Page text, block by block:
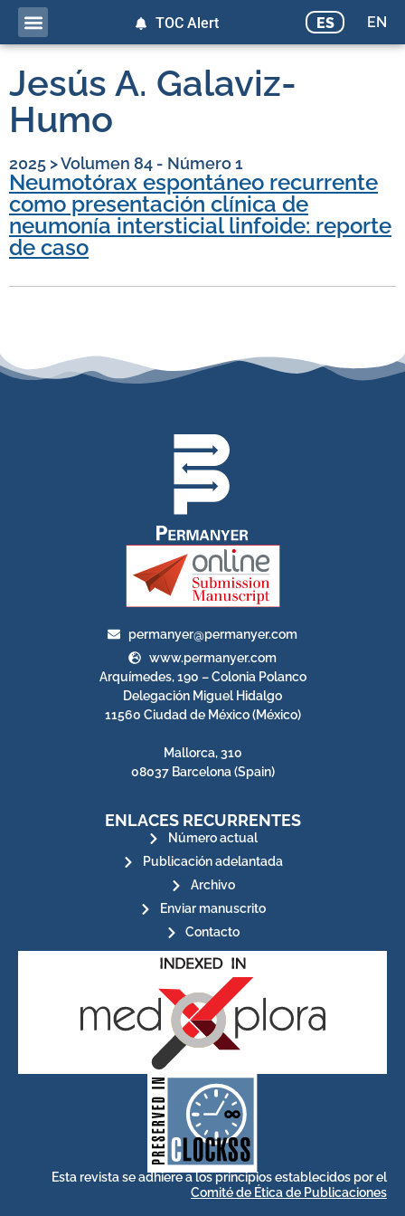
ES EN
TOC Alert
Jesús A. Galaviz-
Humo
2025 >Volumen 84 - Número 1
Neumotórax espontáneo recurrente
como presentación clínica de
neumonía intersticial linfoide: reporte
de caso
permanyer@permanyer.com
www.permanyer.com
Arquímedes, 190 – Colonia Polanco
Delegación Miguel Hidalgo
11560 Ciudad de México (México)
Mallorca, 310
08037 Barcelona (Spain)
ENLACES RECURRENTES
Número actual
Publicación adelantada
Archivo
Enviar manuscrito
Contacto
CLOCKSS is a dak archive that
ensures the long-term survival
of web-based scholary
publications, governed by and
for its stakeholders.
Esta revista se adhiere a los principios establecidos por el
Comité de Ética de Publicaciones